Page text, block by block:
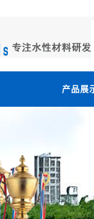
产品展